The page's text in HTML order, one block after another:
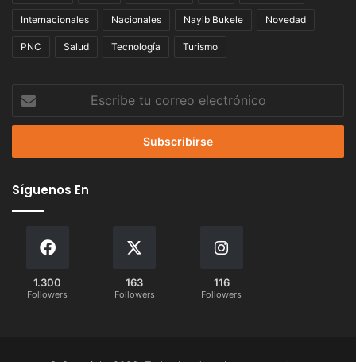
Internacionales Nacionales Nayib Bukele Novedad
PNC Salud Tecnología Turismo
correo
Síguenos En
1.300
Followers
163
Followers
116
Followers